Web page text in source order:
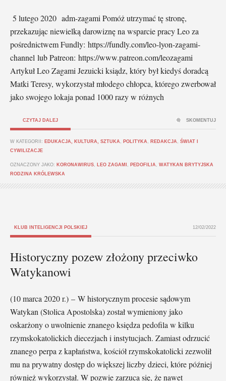
5 lutego 2020 adm-zagami Pomóż utrzymać tę stronę,
przekazując niewielką darowiznę na wsparcie pracy Leo za
pośrednictwem Fundly: https://fundly.com/leo-lyon-zagami-
channel lub Patreon: https://www.patreon.com/leozagami
Artykuł Leo Zagami Jezuicki ksiądz, który był kiedyś doradcą
Matki Teresy, wykorzystał młodego chłopca, którego zwerbował
jako swojego lokaja ponad 1000 razy w różnych
CZYTAJ DALEJ
W KATEGORII: EDUKACJA, KULTURA, SZTUKA POLITYKA REDAKCJA
ŚWIAT I
CYWILIZACJE
OZNACZONY JAKO: KORONAWIRUS LEO ZAGAMI PEDOFILIA
WATYKAN BRYTYJSKA
RODZINA KRÓLEWSKA
SKOMENTUJ
KLUB INTELIGENCJI POLSKIEJ 12/02/2022
Historyczny pozew złożony przeciwko
Watykanowi
(10 marca 2020 r.) – W historycznym procesie sądowym
Watykan (Stolica Apostolska) został wymieniony jako
oskarżony o uwolnienie znanego księdza pedofila w kilku
rzymskokatolickich diecezjach i instytucjach. Zamiast odrzucić
znanego perpa z kapłaństwa, kościół rzymskokatolicki zezwolił
mu na prywatny dostęp do większej liczby dzieci, które później
również wykorzystał. W pozwie zarzuca się, że nawet